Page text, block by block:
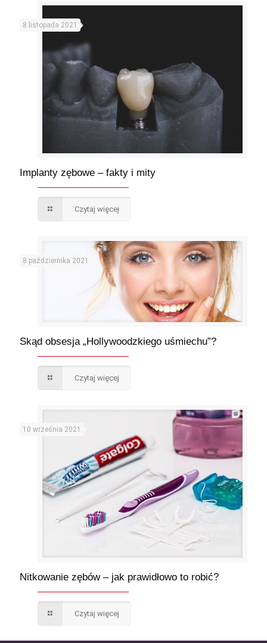
8 listopada 2021
Implanty zębowe – fakty i mity
Czytaj więcej
8 października 2021
Skąd obsesja „Hollywoodzkiego uśmiechu”?
Czytaj więcej
10 września 2021
Nitkowanie zębów – jak prawidłowo to robić?
Czytaj więcej